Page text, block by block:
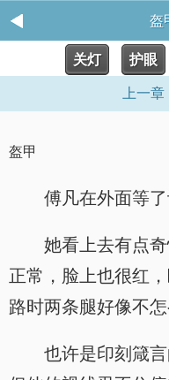
盔
关灯 护眼
上一章
盔甲
傅凡在外面等
她看上去有点
正常，脸上也很红
路时两条腿好像不
也许是印刻箴